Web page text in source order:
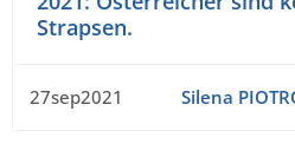
Strapsen.
27sep2021 Silena